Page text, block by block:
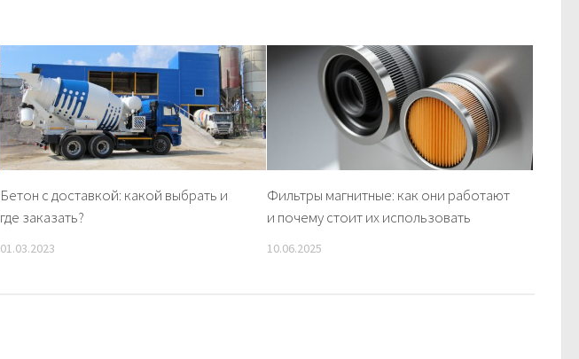
Бетон с доставкой: какой выбрать и
где заказать?
01.03.2023
Фильтры магнитные: как они работают
и почему стоит их использовать
10.06.2025